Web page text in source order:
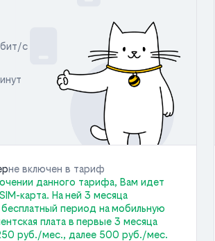
с
не включен в тариф
данного тарифа, Вам идет
карта. На ней 3 месяца
период на мобильную
плата в первые 3 месяца
руб./мес., далее 500 руб./мес.